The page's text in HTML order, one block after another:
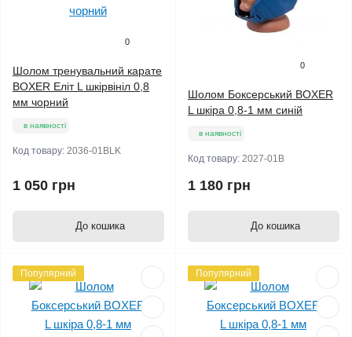
0
Шолом тренувальний карате
BOXER Еліт L шкірвініл 0,8
мм чорний
в наявності
Код товару: 2036-01BLK
1 050 грн
До кошика
0
Шолом Боксерський BOXER
L шкіра 0,8-1 мм синій
в наявності
Код товару: 2027-01B
1 180 грн
До кошика
Популярний Популярний